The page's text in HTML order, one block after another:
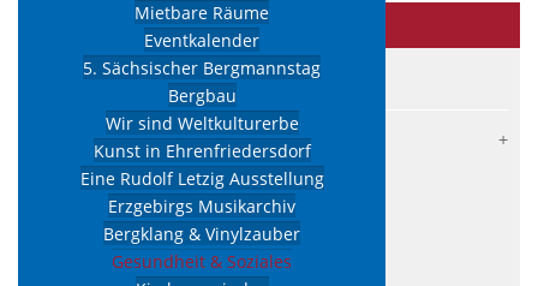
Mietbare Räume
Eventkalender
5. Sächsischer Bergmannstag
Bergbau
Wir sind Weltkulturerbe
Kunst in Ehrenfriedersdorf
Eine Rudolf Letzig Ausstellung
Erzgebirgs Musikarchiv
Bergklang & Vinylzauber
Gesundheit & Soziales
& Verwaltung
Grußwort
Verwaltungsstruktur
Information
Bürgerservice
Kämmerei